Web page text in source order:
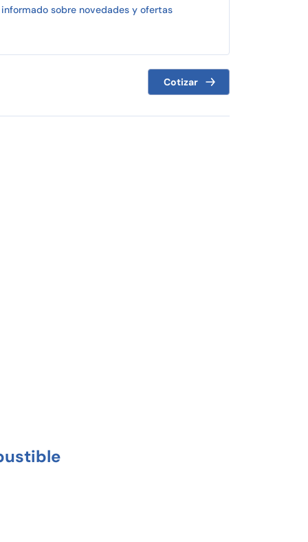
sobre novedades y ofertas
Cotizar